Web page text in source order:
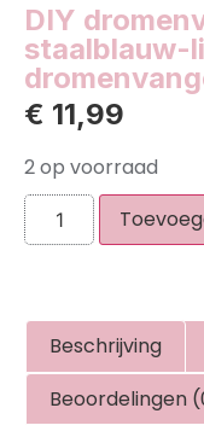
DIY
staalblauw-
€ 11,99
2 op voorraad
Beschrijving
Beoordelingen